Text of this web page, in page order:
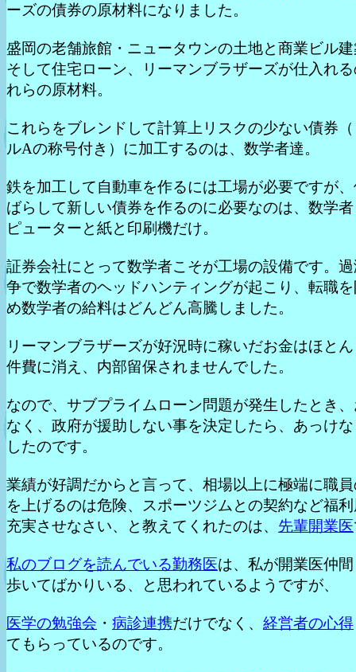
ーズの債券の原材料になりました。
盛岡の老舗旅館・ニュータウンの土地と商業ビル
そして住宅ローン、リーマンブラザーズが仕入れ
れらの原材料。
これらをブレンドして計算上リスクの少ない債券
ルAの称号付き）に加工するのは、数学者達。
鉄を加工して自動車を作るには工場が必要ですが
ばらして新しい債券を作るのに必要なのは、数学
ピューターと紙と印刷機だけ。
証券会社にとって数学者こそが工場の設備です。
争で数学者のヘッドハンティングが起こり、転職
め数学者の給料はどんどん高騰しました。
リーマンブラザーズが好況時に稼いだお金はほと
件費に消え、内部留保されませんでした。
なので、サブプライムローン問題が発生したとき
なく、政府が援助しない事を決定したら、あっけ
したのです。
業績が好調だからと言って、相場以上に極端に職
を上げるのは危険、スポーツジムとの契約など福
充実させなさい、と教えてくれたのは、 先輩開業医
私のブログを読んでいる勤務医は、私が開業医仲
歩いてばかりいる、と思われているようですが、
医学の勉強会 ・ 病診連携だけでなく、 経営者の心得
てもらっているのです。